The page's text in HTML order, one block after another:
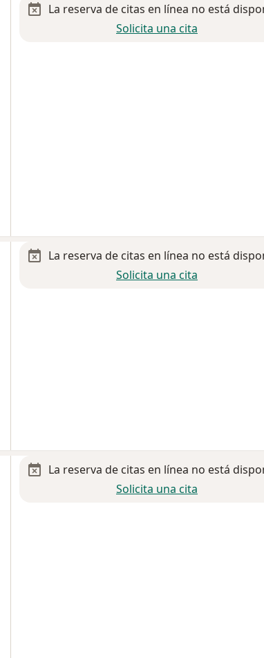
La reserva de citas en línea no está
Solicita una cita
La reserva de citas en línea no está
Solicita una cita
La reserva de citas en línea no está
Solicita una cita